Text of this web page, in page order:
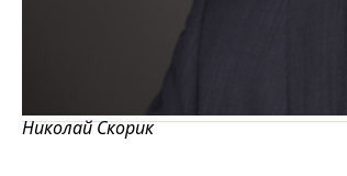
Николай Скорик